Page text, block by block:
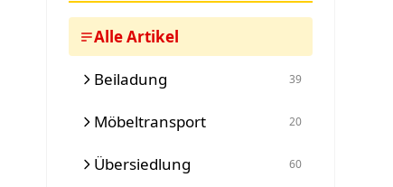
Alle Artikel
Beiladung 39
Möbeltransport 20
Übersiedlung 60